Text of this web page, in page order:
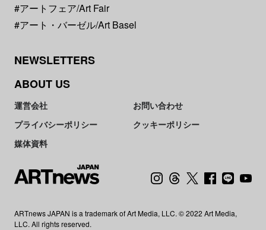
#アートフェア/Art Fair
#アート・バーゼル/Art Basel
NEWSLETTERS
ABOUT US
運営会社
お問い合わせ
プライバシーポリシー
クッキーポリシー
媒体資料
ARTnews JAPAN is a trademark of Art Media, LLC. © 2022 Art Media,
LLC. All rights reserved.